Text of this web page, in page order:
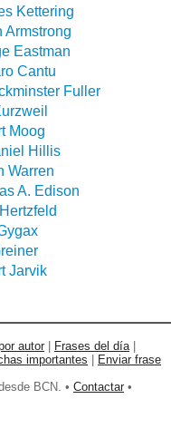
Kettering
Armstrong
Eastman
Cantu
Fuller
Moog
Hillis
Warren
A. Edison
Jarvik
autor | Frases del día |
importantes | Enviar frase
BCN. • Contactar •